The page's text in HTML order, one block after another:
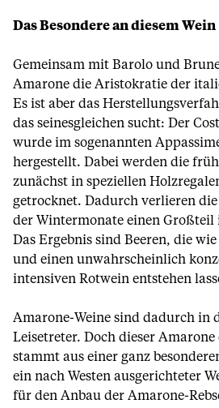
Das Besondere an diesem Wein
Gemeinsam mit Barolo und
Amarone die Aristokratie der
Es ist aber das
das seinesgleichen sucht: Der
wurde im sogenannten
hergestellt. Dabei werden die
zunächst in speziellen
getrocknet. Dadurch verlieren
der Wintermonate einen Großteil
Das Ergebnis sind Beeren, die
und einen unwahrscheinlich
intensiven Rotwein entstehen
Amarone-Weine sind dadurch in
Leisetreter. Doch dieser
stammt aus einer ganz
ein nach Westen ausgerichteter
für den Anbau der Amarone-